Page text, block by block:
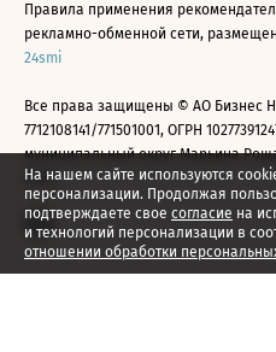
На нашем сайте используются
персонализации. Продолжая
подтверждаете свое согласие на
и технологий персонализации в
отношении обработки
Правила применения
рекламно-обменной сети,
24smi
Все права защищены © АО Бизнес
7712108141/771501001, ОГРН
муниципальный округ Марьина
2026